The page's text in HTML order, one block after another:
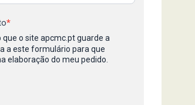
*
que o site apcmc.pt guarde a
a este formulário para que
elaboração do meu pedido.